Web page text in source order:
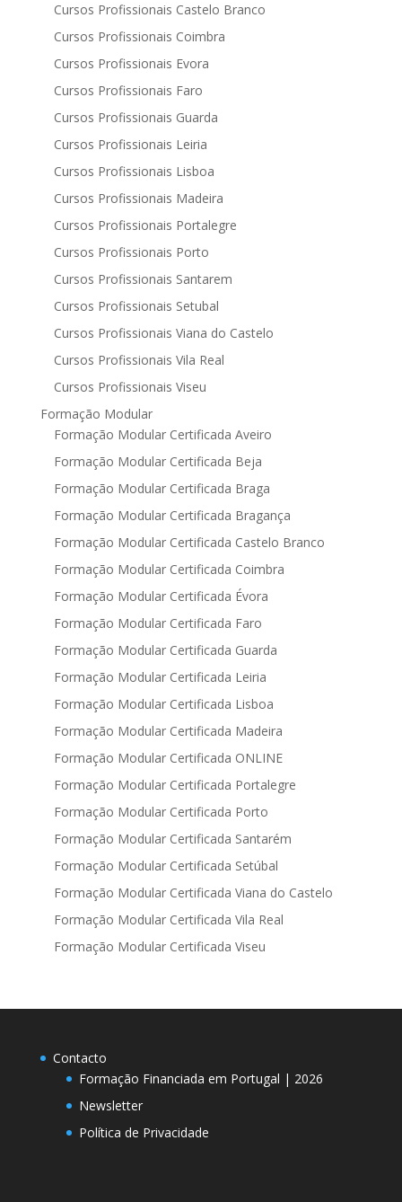
Cursos Profissionais Castelo Branco
Cursos Profissionais Coimbra
Cursos Profissionais Evora
Cursos Profissionais Faro
Cursos Profissionais Guarda
Cursos Profissionais Leiria
Cursos Profissionais Lisboa
Cursos Profissionais Madeira
Cursos Profissionais Portalegre
Cursos Profissionais Porto
Cursos Profissionais Santarem
Cursos Profissionais Setubal
Cursos Profissionais Viana do Castelo
Cursos Profissionais Vila Real
Cursos Profissionais Viseu
Formação Modular
Formação Modular Certificada Aveiro
Formação Modular Certificada Beja
Formação Modular Certificada Braga
Formação Modular Certificada Bragança
Formação Modular Certificada Castelo Branco
Formação Modular Certificada Coimbra
Formação Modular Certificada Évora
Formação Modular Certificada Faro
Formação Modular Certificada Guarda
Formação Modular Certificada Leiria
Formação Modular Certificada Lisboa
Formação Modular Certificada Madeira
Formação Modular Certificada ONLINE
Formação Modular Certificada Portalegre
Formação Modular Certificada Porto
Formação Modular Certificada Santarém
Formação Modular Certificada Setúbal
Formação Modular Certificada Viana do Castelo
Formação Modular Certificada Vila Real
Formação Modular Certificada Viseu
Contacto
Formação Financiada em Portugal | 2026
Newsletter
Política de Privacidade